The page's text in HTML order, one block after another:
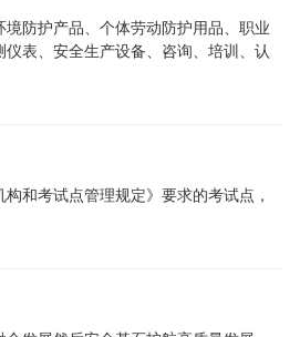
防护产品、个体劳动防护用品、职业
表、安全生产设备、咨询、培训、认
和考试点管理规定》要求的考试点，